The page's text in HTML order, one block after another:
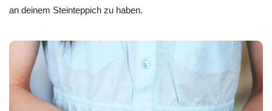
an deinem Steinteppich zu haben.